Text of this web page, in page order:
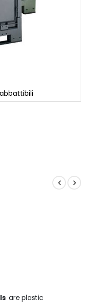
are plastic